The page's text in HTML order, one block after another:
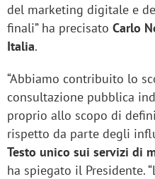
del marketing digitale e
finali” ha precisato Carlo
Italia.
“Abbiamo contribuito lo
consultazione pubblica
proprio allo scopo di
rispetto da parte degli
Testo unico sui servizi di
ha spiegato il Presidente.